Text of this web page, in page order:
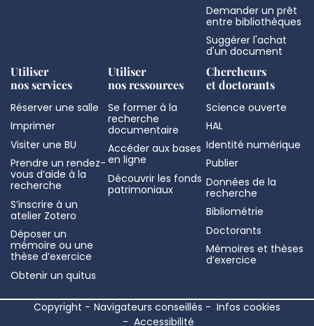
Demander un prêt
entre bibliothèques
Suggérer l'achat
d'un document
Utiliser
nos services
Réserver une salle
Imprimer
Visiter une BU
Prendre un rendez-
vous d’aide à la
recherche
S’inscrire à un
atelier Zotero
Déposer un
mémoire ou une
thèse d’exercice
Obtenir un quitus
Utiliser
nos ressources
Se former à la
recherche
documentaire
Accéder aux bases
en ligne
Découvrir les fonds
patrimoniaux
Chercheurs
et doctorants
Science ouverte
HAL
Identité numérique
Publier
Données de la
recherche
Bibliométrie
Doctorants
Mémoires et thèses
d’exercice
Copyright Navigateurs conseillés
Infos cookies
Accessibilité